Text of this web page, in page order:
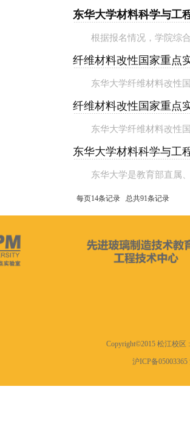
东华大学材料科学与工
根据报名情况，学院综
纤维材料改性国家重点
东华大学纤维材料改性
纤维材料改性国家重点
东华大学纤维材料改性
东华大学材料科学与工
东华大学是教育部直属
每页14条记录 总共91条记录
Copyright©2015 松江校区
沪ICP备